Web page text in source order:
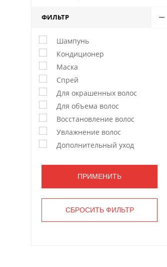
ФИЛЬТР
Шампунь
Кондиционер
Маска
Спрей
Для окрашенных волос
Для объема волос
Восстановление волос
Увлажнение волос
Дополнительный уход